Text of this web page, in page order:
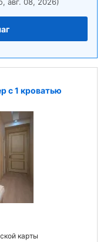
с 1 кроватью
карты